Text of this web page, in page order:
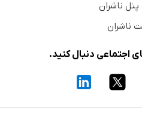
پنل ناشران
ناشران
اجتماعی دنبال کنید.